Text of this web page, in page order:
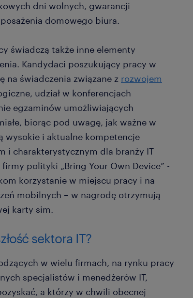
dni wolnych, gwarancji
domowego biura.
świadczą także inne elementy
Kandydaci poszukujący pracy w
na świadczenia związane z rozwojem
udział w konferencjach
egzaminów umożliwiających
biorąc pod uwagę, jak ważne w
wysokie i aktualne kompetencje
i charakterystycznym dla branży IT
polityki „Bring Your Own Device” -
korzystanie w miejscu pracy i na
mobilnych – w nagrodę otrzymują
karty sim.
sektora IT?
w wielu firmach, na rynku pracy
specjalistów i menedżerów IT,
a którzy w chwili obecnej